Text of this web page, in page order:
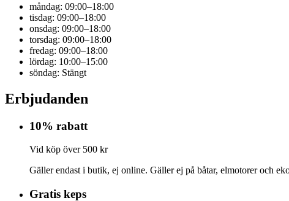
måndag: 09:00–18:00
tisdag: 09:00–18:00
onsdag: 09:00–18:00
torsdag: 09:00–18:00
fredag: 09:00–18:00
lördag: 10:00–15:00
söndag: Stängt
Erbjudanden
10% rabatt
Vid köp över 500 kr
Gäller endast i butik, ej online. Gäller ej på båtar, elmotorer och
Gratis keps